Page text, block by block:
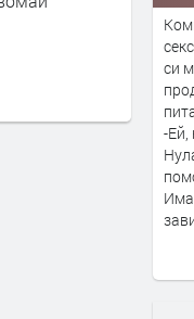
си
-Ей,